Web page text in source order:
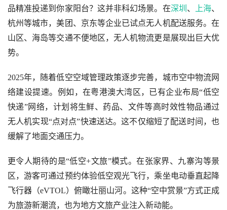
品精准投递到你家阳台？这并非科幻场景。在深圳 、 上海、
杭州等城市，美团、京东等企业已试点无人机配送服务。在
山区、海岛等交通不便地区，无人机物流更是展现出巨大优
势。
2025年，随着低空空域管理政策逐步完善，城市空中物流网
络建设提速。例如，在粤港澳大湾区，已有企业布局“低空
快递”网络，计划将生鲜、药品、文件等高时效性物品通过
无人机实现“点对点”快速送达。这不仅缩短了配送时间，也
缓解了地面交通压力。
更令人期待的是“低空+文旅”模式。在张家界、九寨沟等景
区，游客可通过预约体验低空观光飞行，乘坐电动垂直起降
飞行器（eVTOL）俯瞰壮丽山河。这种“空中赏景”方式正成
为旅游新潮流，也为地方文旅产业注入新动能。